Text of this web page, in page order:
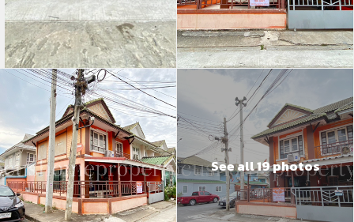
See all 19 photos